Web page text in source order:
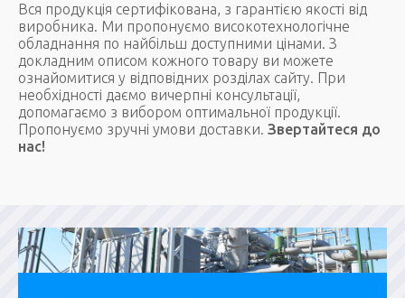
Вся продукція сертифікована, з гарантією якості від
виробника. Ми пропонуємо високотехнологічне
обладнання по найбільш доступними цінами. З
докладним описом кожного товару ви можете
ознайомитися у відповідних розділах сайту. При
необхідності даємо вичерпні консультації,
допомагаємо з вибором оптимальної продукції.
Пропонуємо зручні умови доставки. Звертайтеся до
нас!